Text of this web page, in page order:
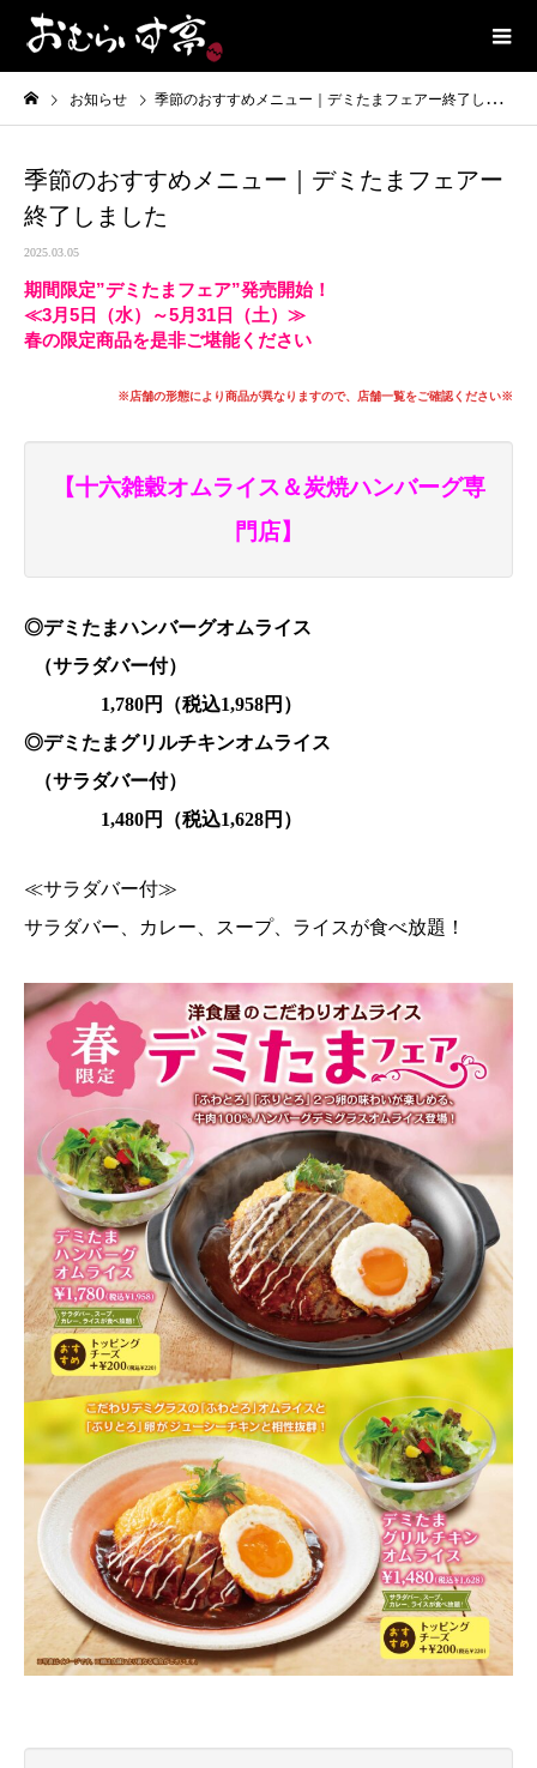
お知らせ 季節のおすすめメニュー｜デミたまフェアー終了しました
季節のおすすめメニュー｜デミたまフェアー
終了しました
2025.03.05
期間限定”デミたまフェア”発売開始！
≪3月5日（水）～5月31日（土）≫
春の限定商品を是非ご堪能ください
※店舗の形態により商品が異なりますので、店舗一覧をご確認ください※
【十六雑穀オムライス＆炭焼ハンバーグ専
門店】
◎デミたまハンバーグオムライス
（サラダバー付）
1,780円（税込1,958円）
◎デミたまグリルチキンオムライス
（サラダバー付）
1,480円（税込1,628円）
≪サラダバー付≫
サラダバー、カレー、スープ、ライスが食べ放題！